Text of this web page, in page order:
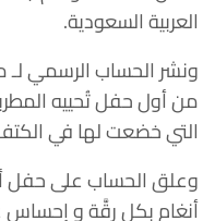
العربية السعودية.
ونشر الحساب الرسمي
من أول حفل تُحييه
التي خضعت لها في
وعلق الحساب على حفل
أنغام بكل رقَّة و إحساس